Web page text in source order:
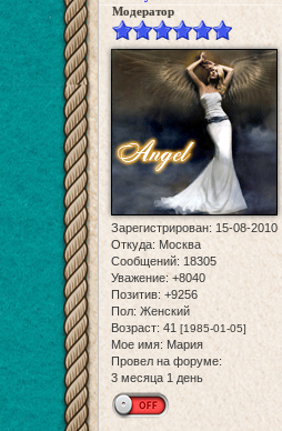
Модератор
Зарегистрирован: 15-08-2010
Откуда: Москва
Сообщений: 18305
Уважение: +8040
Позитив: +9256
Пол: Женский
Возраст: 41 [1985-01-05]
Мое имя: Мария
Провел на форуме:
3 месяца 1 день